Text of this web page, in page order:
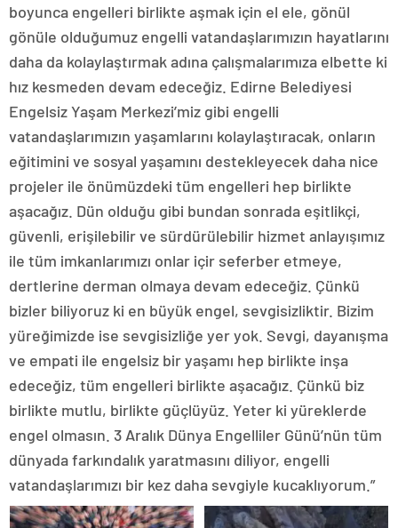
boyunca engelleri birlikte aşmak için el ele, gönül
gönüle olduğumuz engelli vatandaşlarımızın hayatlarını
daha da kolaylaştırmak adına çalışmalarımıza elbette ki
hız kesmeden devam edeceğiz. Edirne Belediyesi
Engelsiz Yaşam Merkezi’miz gibi engelli
vatandaşlarımızın yaşamlarını kolaylaştıracak, onların
eğitimini ve sosyal yaşamını destekleyecek daha nice
projeler ile önümüzdeki tüm engelleri hep birlikte
aşacağız. Dün olduğu gibi bundan sonrada eşitlikçi,
güvenli, erişilebilir ve sürdürülebilir hizmet anlayışımız
ile tüm imkanlarımızı onlar içir seferber etmeye,
dertlerine derman olmaya devam edeceğiz. Çünkü
bizler biliyoruz ki en büyük engel, sevgisizliktir. Bizim
yüreğimizde ise sevgisizliğe yer yok. Sevgi, dayanışma
ve empati ile engelsiz bir yaşamı hep birlikte inşa
edeceğiz, tüm engelleri birlikte aşacağız. Çünkü biz
birlikte mutlu, birlikte güçlüyüz. Yeter ki yüreklerde
engel olmasın. 3 Aralık Dünya Engelliler Günü’nün tüm
dünyada farkındalık yaratmasını diliyor, engelli
vatandaşlarımızı bir kez daha sevgiyle kucaklıyorum.”